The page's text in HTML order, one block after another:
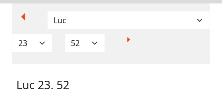
Luc 23. 52
Translittérations
Analyse